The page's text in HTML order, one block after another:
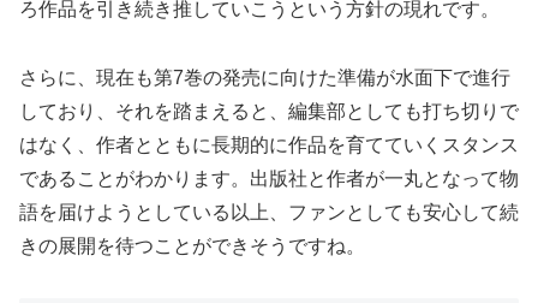
ろ作品を引き続き推していこうという方針の現れです。
さらに、現在も第7巻の発売に向けた準備が水面下で進行
しており、それを踏まえると、編集部としても打ち切りで
はなく、作者とともに長期的に作品を育てていくスタンス
であることがわかります。出版社と作者が一丸となって物
語を届けようとしている以上、ファンとしても安心して続
きの展開を待つことができそうですね。